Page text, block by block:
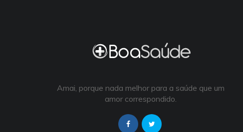
Amai, porque nada melhor para a saúde que um
amor correspondido.